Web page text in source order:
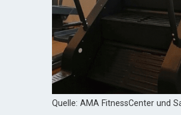
Quelle: AMA FitnessCenter und